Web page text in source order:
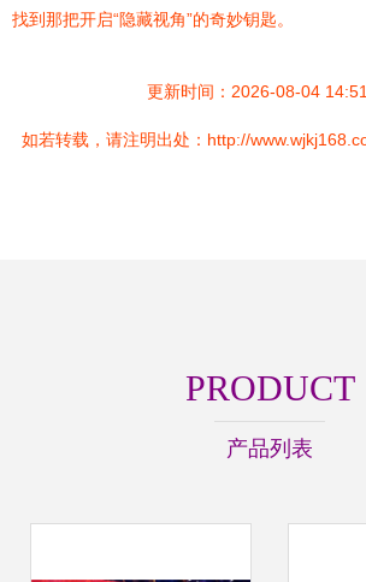
找到那把开启“隐藏视角”的奇妙钥匙。
更新时间：2026-08-04
如若转载，请注明出处：http://
PRODUCT
产品列表